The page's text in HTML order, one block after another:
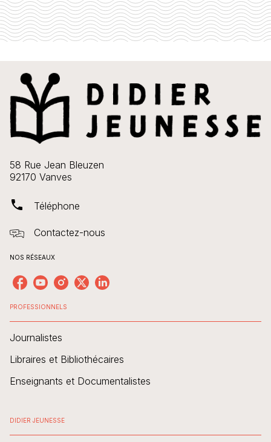
58 Rue Jean Bleuzen
92170 Vanves
phone Téléphone
Contactez-nous
NOS RÉSEAUX
PROFESSIONNELS
Journalistes
Libraires et Bibliothécaires
Enseignants et Documentalistes
DIDIER JEUNESSE